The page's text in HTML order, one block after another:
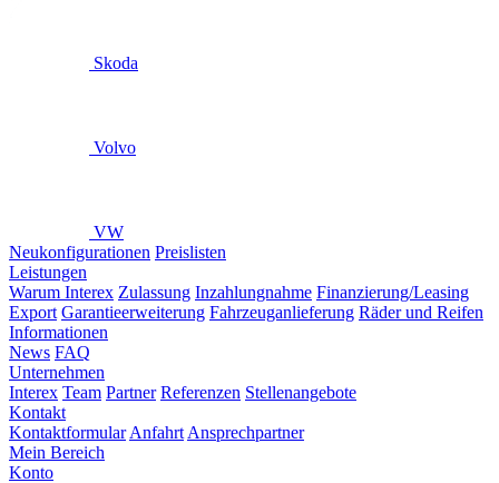
Skoda
Volvo
VW
Neukonfigurationen Preislisten
Leistungen
Warum Interex Zulassung Inzahlungnahme Finanzierung/Leasing
Export Garantieerweiterung Fahrzeuganlieferung Räder und Reifen
Informationen
News FAQ
Unternehmen
Interex Team Partner Referenzen Stellenangebote
Kontakt
Kontaktformular Anfahrt Ansprechpartner
Mein Bereich
Konto